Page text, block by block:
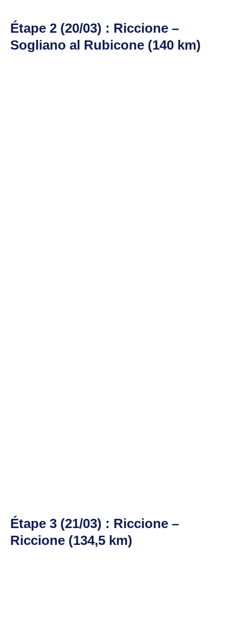
Étape 2 (20/03) : Riccione –
Sogliano al Rubicone (140 km)
Étape 3 (21/03) : Riccione –
Riccione (134,5 km)